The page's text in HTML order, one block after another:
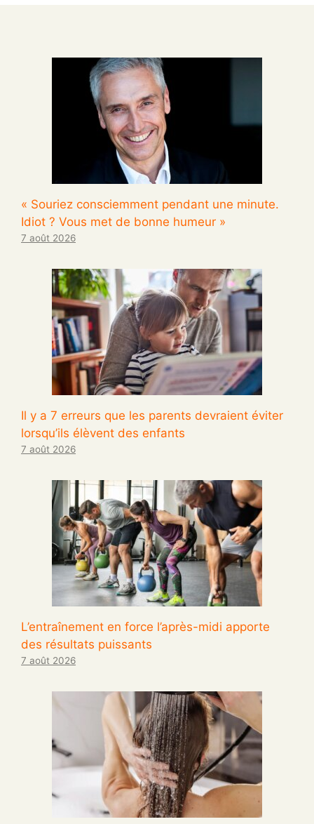
« Souriez consciemment pendant une minute.
Idiot ? Vous met de bonne humeur »
7 août 2026
Il y a 7 erreurs que les parents devraient éviter
lorsqu’ils élèvent des enfants
7 août 2026
L’entraînement en force l’après-midi apporte
des résultats puissants
7 août 2026